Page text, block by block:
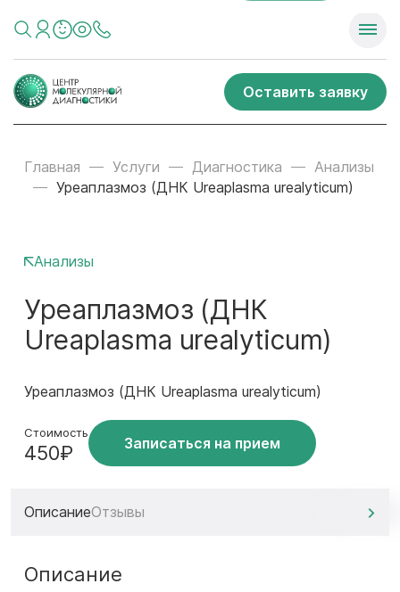
Оставить заявку
Главная Услуги Диагностика
Анализы
Уреаплазмоз (ДНК Ureaplasma urealyticum)
Анализы
Уреаплазмоз (ДНК
Ureaplasma urealyticum)
Уреаплазмоз (ДНК Ureaplasma urealyticum)
Стоимость
450₽ Записаться на прием
ОписаниеОтзывы
Описание